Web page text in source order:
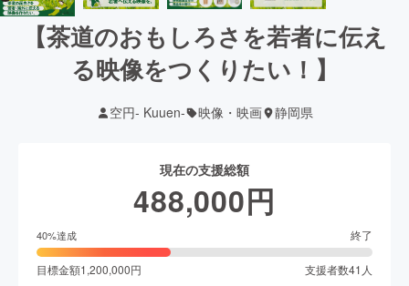
【茶道のおもしろさを若者に伝え
る映像をつくりたい！】
空円- Kuuen- 映像・映画 静岡県
現在の支援総額
488,000円
40%達成 終了
目標金額1,200,000円 支援者数41 人